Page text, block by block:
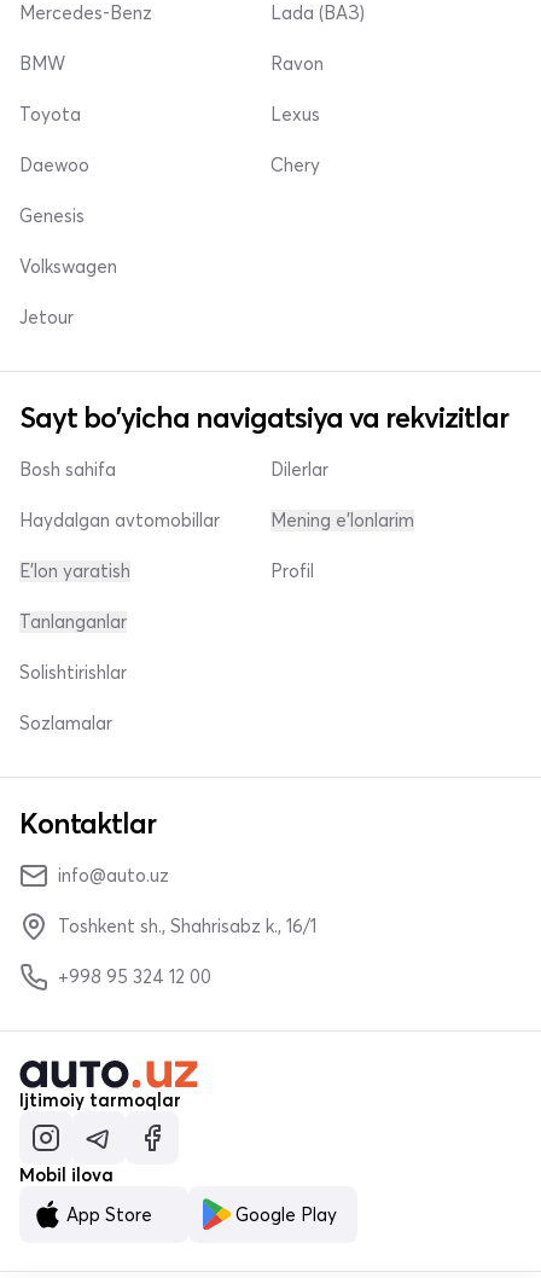
Mercedes-Benz Lada (ВАЗ)
BMW
Toyota
Daewoo
Ravon
Lexus
Chery
Genesis
Volkswagen
Jetour
Sayt bo'yicha navigatsiya va rekvizitlar
Bosh sahifa
Haydalgan avtomobillar
E'lon yaratish
Dilerlar
Mening e'lonlarim
Profil
Tanlanganlar
Solishtirishlar
Sozlamalar
Kontaktlar
info@auto.uz
Toshkent sh., Shahrisabz k., 16/1
+998 95 324 12 00
Ijtimoiy tarmoqlar
Mobil ilova
App Store
Google Play